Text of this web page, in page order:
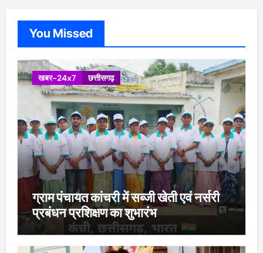
You Missed
खबर-24x7 छत्तीसगढ़
ग्राम पंचायत कांचरी में सब्जी खेती एवं नर्सरी
प्रबंधन प्रशिक्षण का शुभारंभ